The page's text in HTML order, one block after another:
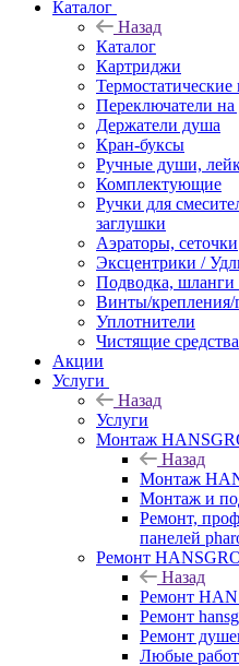
Каталог
Назад
Каталог
Картриджи
Переключатели
Держатели душа
Кран-буксы
Ручные души,
Комплектующие
Ручки для
заглушки
Аэраторы, сеточки
Эксцентрики /
Подводка, шланги
Винты/крепления/
Уплотнители
Чистящие средства
Акции
Услуги
Назад
Услуги
Монтаж
Назад
Монтаж
Монтаж и
Ремонт,
панелей
Ремонт
Назад
Ремонт
Ремонт
Ремонт
Любые